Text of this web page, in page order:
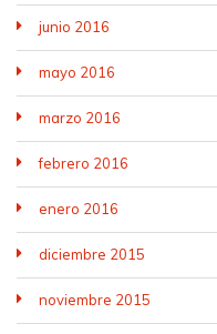
junio 2016
mayo 2016
marzo 2016
febrero 2016
enero 2016
diciembre 2015
noviembre 2015